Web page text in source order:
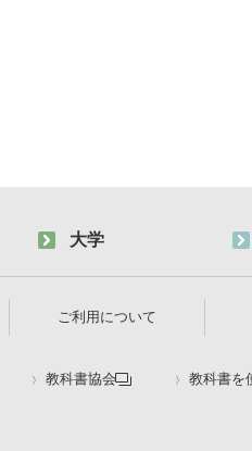
大学
ご利用について
教科書協会 教科書を